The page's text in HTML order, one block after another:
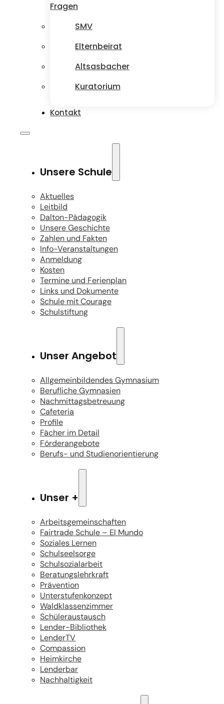
Fragen
SMV
Elternbeirat
Altsasbacher
Kuratorium
Kontakt
Unsere Schule
Aktuelles
Leitbild
Dalton-Pädagogik
Unsere Geschichte
Zahlen und Fakten
Info-Veranstaltungen
Anmeldung
Kosten
Termine und Ferienplan
Links und Dokumente
Schule mit Courage
Schulstiftung
Unser Angebot
Allgemeinbildendes Gymnasium
Berufliche Gymnasien
Nachmittagsbetreuung
Cafeteria
Profile
Fächer im Detail
Förderangebote
Berufs- und Studienorientierung
Unser +
Arbeitsgemeinschaften
Fairtrade Schule – El Mundo
Soziales Lernen
Schulseelsorge
Schulsozialarbeit
Beratungslehrkraft
Prävention
Unterstufenkonzept
Waldklassenzimmer
Schüleraustausch
Lender-Bibliothek
LenderTV
Compassion
Heimkirche
Lenderbar
Nachhaltigkeit